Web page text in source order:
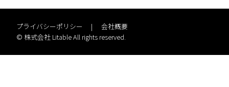
プライバシーポリシー
会社概要
© 株式会社 Litable All rights reserved.